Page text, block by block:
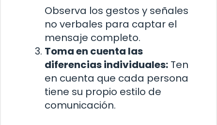
Observa los gestos y señales
no verbales para captar el
mensaje completo.
Toma en cuenta las
diferencias individuales: Ten
en cuenta que cada persona
tiene su propio estilo de
comunicación.